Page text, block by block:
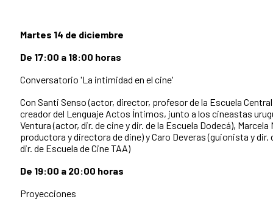
Martes 14 de diciembre
De 17:00 a 18:00 horas
Conversatorio 'La intimidad en el cine'
Con Santi Senso (actor, director, profesor de la Escuela Central
creador del Lenguaje Actos Íntimos, junto a los cineastas
Ventura (actor, dir. de cine y dir. de la Escuela Dodecá),
productora y directora de dine) y Caro Deveras (guionista y dir.
dir. de Escuela de Cine TAA)
De 19:00 a 20:00 horas
Proyecciones